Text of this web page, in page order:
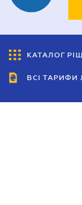
КАТАЛОГ
ВСІ ТАРИФИ